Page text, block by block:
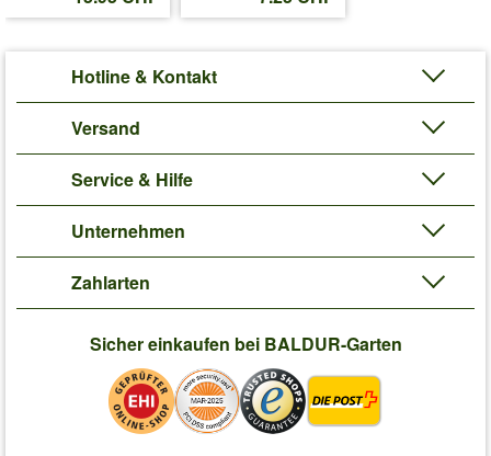
Liefergrösse:je im 9x9 cm-Topf
'9er Staudenbeet 'Flower & Nature''
Pflege-Tipps
Hotline & Kontakt
Versand
Service & Hilfe
Unternehmen
Zahlarten
Sicher einkaufen bei BALDUR-Garten